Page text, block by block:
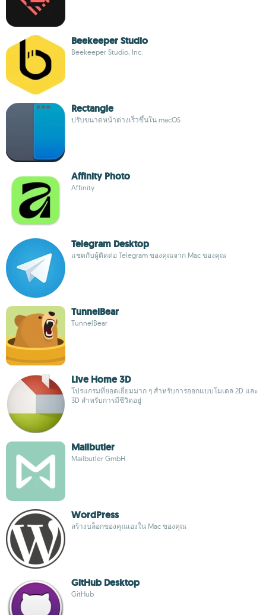
Beekeeper Studio
Beekeeper Studio, Inc.
Rectangle
ปรับขนาดหน้าต่างเร็วขึ้นใน macOS
Affinity Photo
Affinity
Telegram Desktop
แชตกับผู้ติดต่อ Telegram ของคุณจาก Mac ของคุณ
TunnelBear
TunnelBear
Live Home 3D
โปรแกรมที่ยอดเยี่ยมมาก ๆ สำหรับการออกแบบโมเดล 2D และ
3D สำหรับการมีชีวิตอยู่
Mailbutler
Mailbutler GmbH
WordPress
สร้างบล็อกของคุณเองใน Mac ของคุณ
GitHub Desktop
GitHub